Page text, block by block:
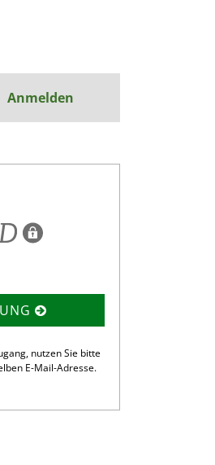
Anmelden
nutzen Sie bitte
E-Mail-Adresse.